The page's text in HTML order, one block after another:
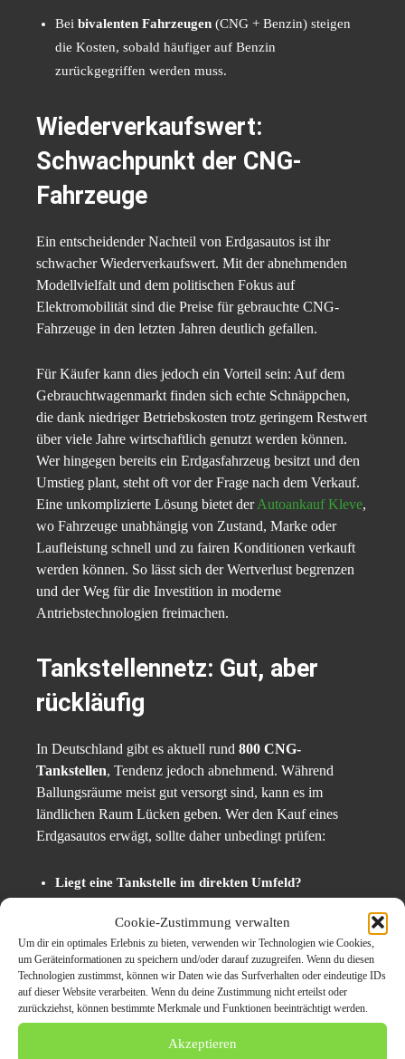
Cookie-Zustimmung verwalten
Um dir ein optimales Erlebnis zu bieten, verwenden wir Technologien wie Cookies,
um Geräteinformationen zu speichern und/oder darauf zuzugreifen. Wenn du diesen
Technologien zustimmst, können wir Daten wie das Surfverhalten oder eindeutige IDs
auf dieser Website verarbeiten. Wenn du deine Zustimmung nicht erteilst oder
zurückziehst, können bestimmte Merkmale und Funktionen beeinträchtigt werden.
Akzeptieren
Bei bivalenten Fahrzeugen (CNG + Benzin) steigen
die Kosten, sobald häufiger auf Benzin
zurückgegriffen werden muss.
Wiederverkaufswert:
Schwachpunkt der CNG-
Fahrzeuge
Ein entscheidender Nachteil von Erdgasautos ist ihr
schwacher Wiederverkaufswert. Mit der abnehmenden
Modellvielfalt und dem politischen Fokus auf
Elektromobilität sind die Preise für gebrauchte CNG-
Fahrzeuge in den letzten Jahren deutlich gefallen.
Für Käufer kann dies jedoch ein Vorteil sein: Auf dem
Gebrauchtwagenmarkt finden sich echte Schnäppchen,
die dank niedriger Betriebskosten trotz geringem Restwert
über viele Jahre wirtschaftlich genutzt werden können.
Wer hingegen bereits ein Erdgasfahrzeug besitzt und den
Umstieg plant, steht oft vor der Frage nach dem Verkauf.
Eine unkomplizierte Lösung bietet derAutoankauf Kleve,
wo Fahrzeuge unabhängig von Zustand, Marke oder
Laufleistung schnell und zu fairen Konditionen verkauft
werden können. So lässt sich der Wertverlust begrenzen
und der Weg für die Investition in moderne
Antriebstechnologien freimachen.
Tankstellennetz: Gut, aber
rückläufig
In Deutschland gibt es aktuell rund 800 CNG-
Tankstellen, Tendenz jedoch abnehmend. Während
Ballungsräume meist gut versorgt sind, kann es im
ländlichen Raum Lücken geben. Wer den Kauf eines
Erdgasautos erwägt, sollte daher unbedingt prüfen:
Liegt eine Tankstelle im direkten Umfeld?
Ist der Betreiber langfristig verfügbar?
Wird H-Gas oder L-Gas angeboten?(H-Gas bringt
mehr Reichweite, L-Gas ist günstiger, aber weniger
effizient.)
Top-10-Gebrauchtwagen: